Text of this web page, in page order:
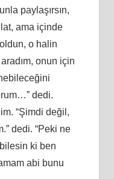
paylaşırsın,
ama içinde
o halin
onun için
dedi.
“Şimdi değil,
dedi. “Peki ne
ki ben
abi bunu